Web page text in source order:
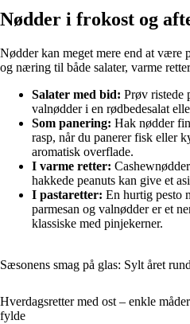
Nødder i frokost og
Nødder kan meget mere end at være
og næring til både salater, varme
Salater med bid: Prøv ristede
valnødder i en rødbedesalat
Som panering: Hak nødder
rasp, når du panerer fisk eller
aromatisk overflade.
I varme retter:
hakkede peanuts kan give et
I pastaretter: En hurtig pesto
parmesan og valnødder er et
klassiske med pinjekerner.
Sæsonens smag på glas: Sylt året
Hverdagsretter med ost – enkle
fylde